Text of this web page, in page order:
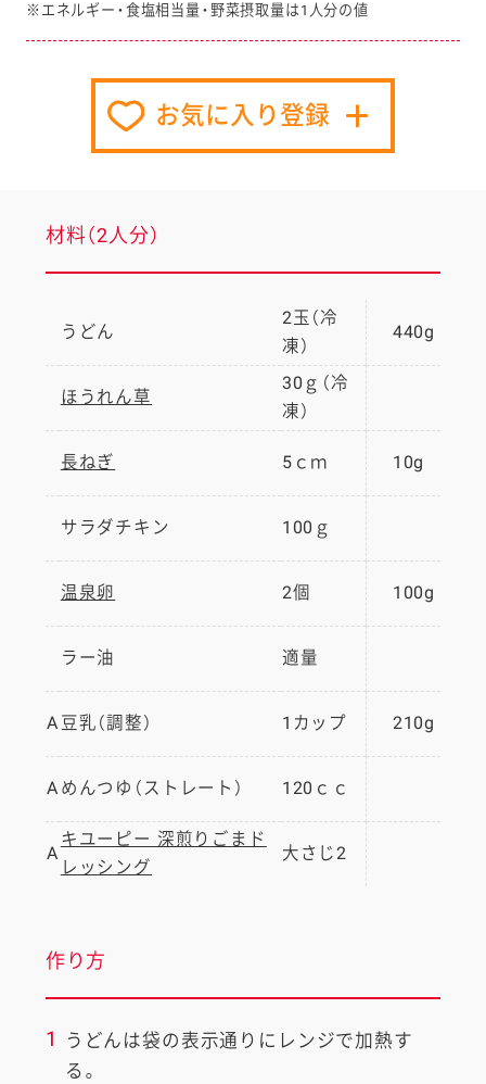
※エネルギー・食塩相当量・野菜摂取量は1人分の値
お気に入り登録
材料（2人分）
うどん
2玉（冷
凍）
440g
ほうれん草
30ｇ（冷
凍）
長ねぎ 5ｃｍ 10g
サラダチキン 100ｇ
温泉卵 2個 100g
ラー油 適量
A 豆乳（調整） 1カップ 210g
A めんつゆ（ストレート） 120ｃｃ
A
キユーピー 深煎りごまド
レッシング
大さじ2
作り方
1
うどんは袋の表示通りにレンジで加熱す
る。